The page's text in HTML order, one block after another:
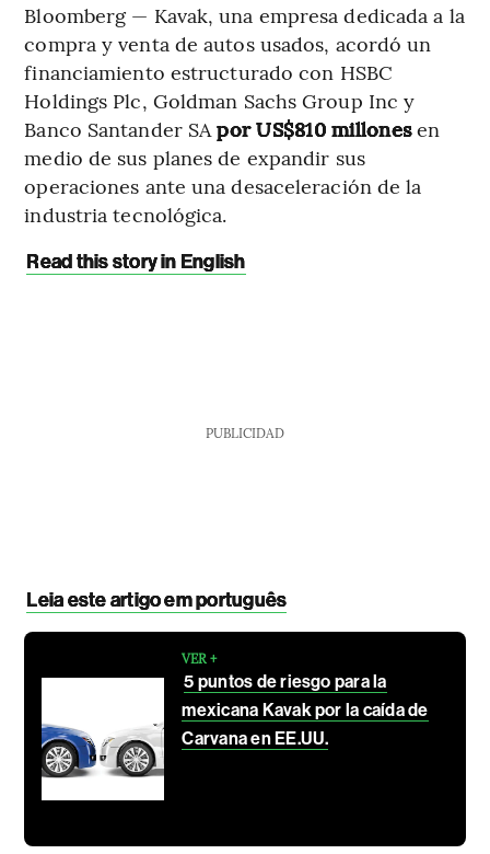
Bloomberg — Kavak, una empresa dedicada a la
compra y venta de autos usados, acordó un
financiamiento estructurado con HSBC
Holdings Plc, Goldman Sachs Group Inc y
Banco Santander SApor US$810 millonesen
medio de sus planes de expandir sus
operaciones ante una desaceleración de la
industria tecnológica.
Read this story in English
PUBLICIDAD
Leia este artigo em português
VER +
5 puntos de riesgo para la
mexicana Kavak por la caída de
Carvana en EE.UU.